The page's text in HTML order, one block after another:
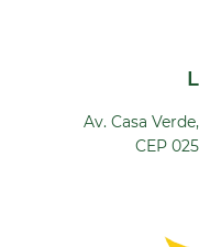
Av. Casa
CEP